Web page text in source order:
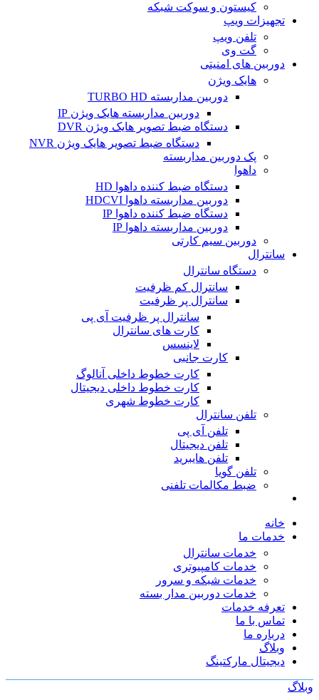
کیستون و سوکت شبکه
تجهیزات ویپ
تلفن ویپ
گت وی
دوربین های امنیتی
هایک ویژن
دوربین مداربسته TURBO HD
دوربین مداربسته هایک ویژن IP
دستگاه ضبط تصویر هایک ویژن DVR
دستگاه ضبط تصویر هایک ویژن NVR
پک دوربین مداربسته
داهوا
دستگاه ضبط کننده داهوا HD
دوربین مداربسته داهوا HDCVI
دستگاه ضبط کننده داهوا IP
دوربین مداربسته داهوا IP
دوربین سیم کارتی
سانترال
دستگاه سانترال
سانترال کم ظرفیت
سانترال پر ظرفیت
سانترال پر ظرفیت آی پی
کارت های سانترال
لاینسس
کارت جانبی
کارت خطوط داخلی آنالوگ
کارت خطوط داخلی دیجیتال
کارت خطوط شهری
تلفن سانترال
تلفن آی پی
تلفن دیجیتال
تلفن هایبرید
تلفن گویا
ضبط مکالمات تلفنی
خانه
خدمات ما
خدمات سانترال
خدمات کامپیوتری
خدمات شبکه و سرور
خدمات دوربین مدار بسته
تعرفه خدمات
تماس با ما
درباره ما
وبلاگ
دیجیتال مارکتینگ
وبلاگ